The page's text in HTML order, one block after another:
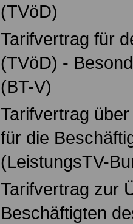
(TVöD)
Tarifvertrag für
(TVöD) -
(BT-V)
Tarifvertrag
für die
(LeistungsTV-
Tarifvertrag zur
Beschäftigten